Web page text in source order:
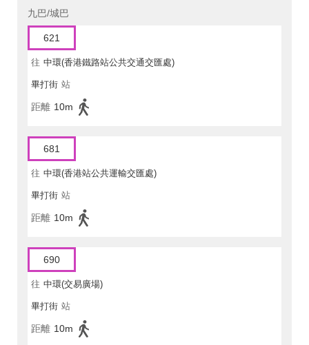
九巴/城巴
621
往 中環(香港鐵路站公共交通交匯處)
畢打街 站
距離 10m
681
往 中環(香港站公共運輸交匯處)
畢打街 站
距離 10m
690
往 中環(交易廣場)
畢打街 站
距離 10m